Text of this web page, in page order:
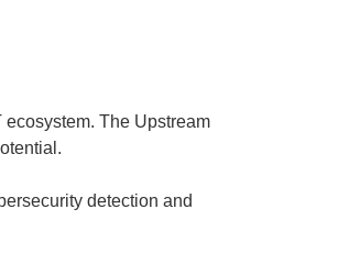
The Upstream
detection and